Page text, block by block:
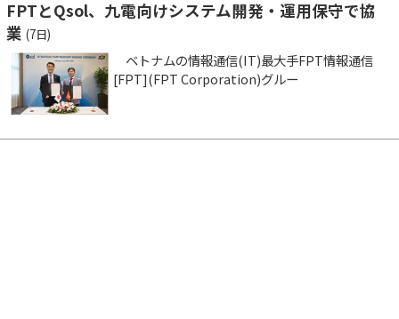
FPTとQsol、九電向けシステム開発・運用保守で協
業 (7日)
ベトナムの情報通信(IT)最大手FPT情報通信
[FPT](FPT Corporation)グルー